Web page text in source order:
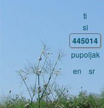
ti
si
445014
pupoljak
en
sr